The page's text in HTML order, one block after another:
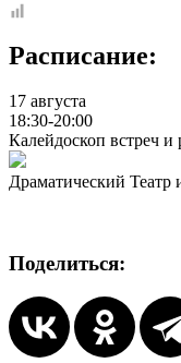
Расписание:
17 августа
18:30-20:00
Калейдоскоп встреч и
Драматический
Поделиться: